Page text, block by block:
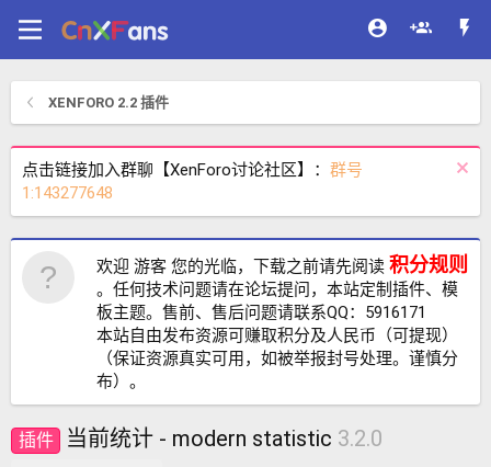
XENFORO 2.2 插件
点击链接加入群聊【XenForo讨论社区】： 群号
1:143277648
欢迎 游客 您的光临，下载之前请先阅读 积分规则
。任何技术问题请在论坛提问，本站定制插件、模
板主题。售前、售后问题请联系QQ：5916171
本站自由发布资源可赚取积分及人民币（可提现）
（保证资源真实可用，如被举报封号处理。谨慎分
布）。
插件 当前统计 - modern statistic 3.2.0